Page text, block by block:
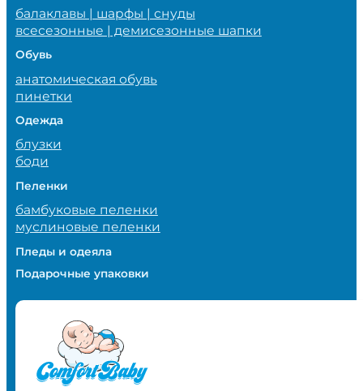
балаклавы | шарфы | снуды
всесезонные | демисезонные шапки
Обувь
анатомическая обувь
пинетки
Одежда
блузки
боди
Пеленки
бамбуковые пеленки
муслиновые пеленки
Пледы и одеяла
Подарочные упаковки